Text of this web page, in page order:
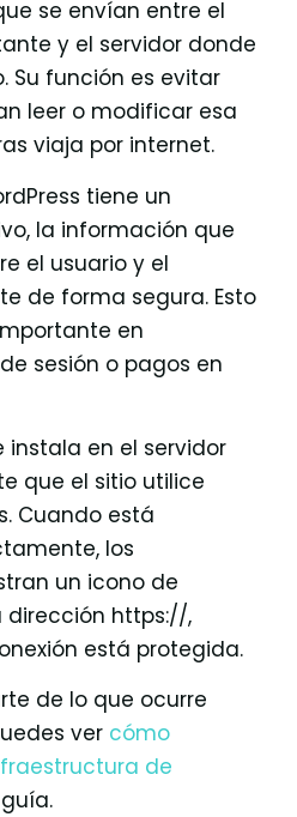
se envían entre el
y el servidor donde
Su función es evitar
leer o modificar esa
viaja por internet.
tiene un
la información que
el usuario y el
de forma segura. Esto
en
sesión o pagos en
instala en el servidor
que el sitio utilice
Cuando está
los
un icono de
https://,
está protegida.
de lo que ocurre
ver cómo
de